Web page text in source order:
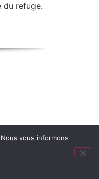
du refuge.
vous informons